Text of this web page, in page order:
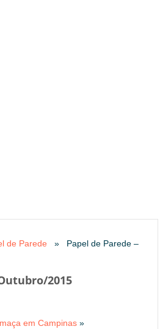
de Parede » Papel de Parede –
2015
em Campinas »